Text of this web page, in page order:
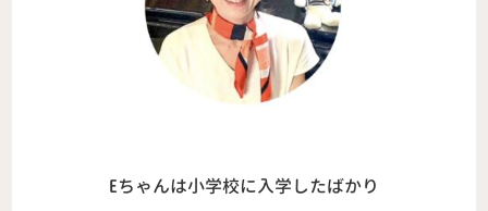
Eちゃんは小学校に入学したばかり